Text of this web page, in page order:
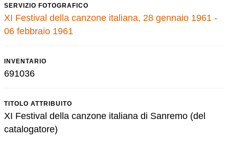
SERVIZIO FOTOGRAFICO
XI Festival della canzone italiana, 28 gennaio 1961 -
06 febbraio 1961
INVENTARIO
691036
TITOLO ATTRIBUITO
XI Festival della canzone italiana di Sanremo (del
catalogatore)